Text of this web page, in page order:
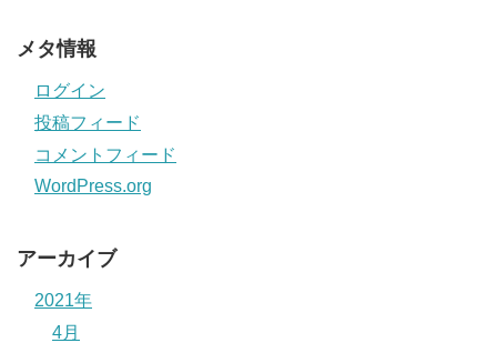
メタ情報
ログイン
投稿フィード
コメントフィード
WordPress.org
アーカイブ
2021年
4月